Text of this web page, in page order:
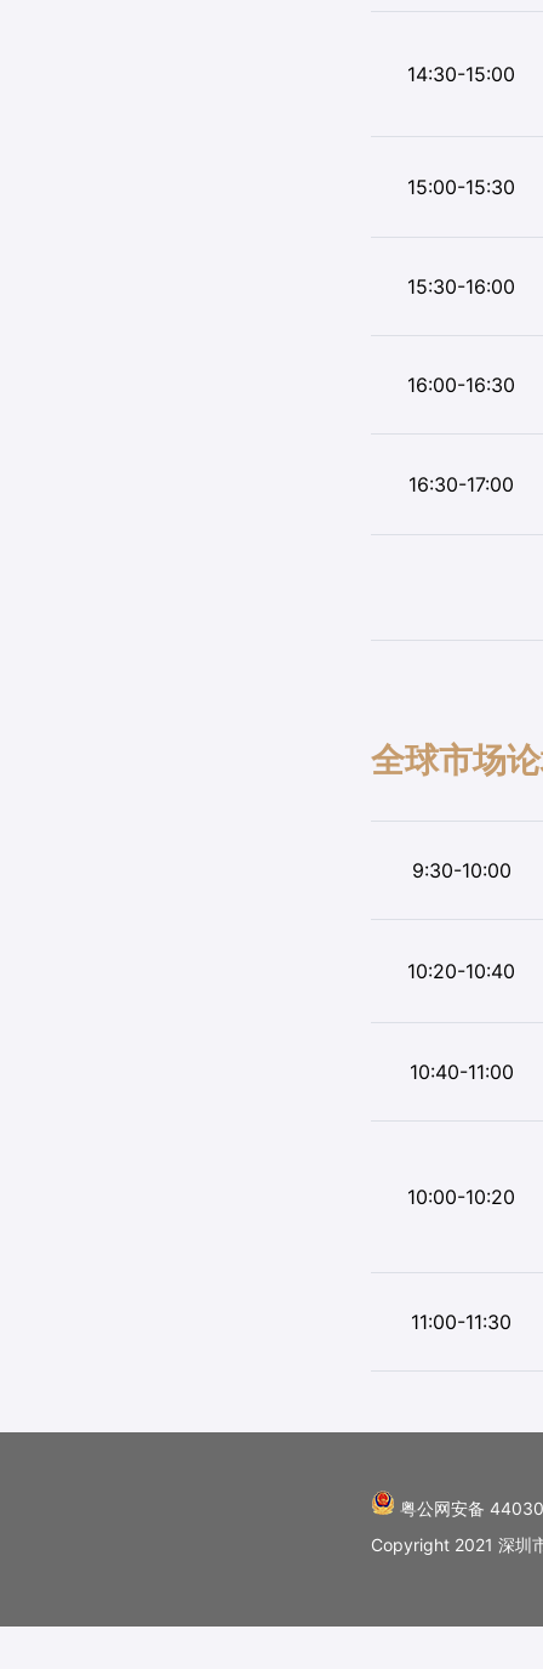
14:30-15:00
15:00-15:30
15:30-16:00
16:00-16:30
16:30-17:00
全球市场
9:30-10:00
10:20-10:40
10:40-11:00
10:00-10:20
11:00-11:30
粤公网安备
Copyright 2021 深圳